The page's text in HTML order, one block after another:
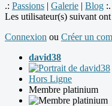
.: Passions | Galerie | Blog :.
Les utilisateur(s) suivant
Connexion ou Créer un
david38
Hors Ligne
Membre platinium